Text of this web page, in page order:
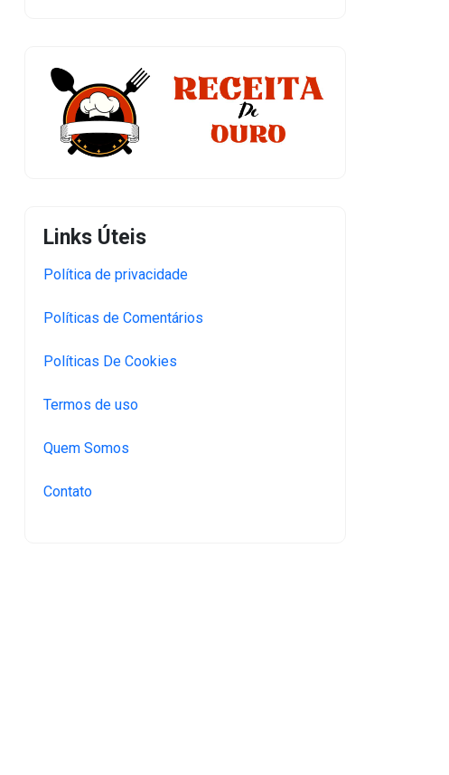
Links Úteis
Política de privacidade
Políticas de Comentários
Políticas De Cookies
Termos de uso
Quem Somos
Contato